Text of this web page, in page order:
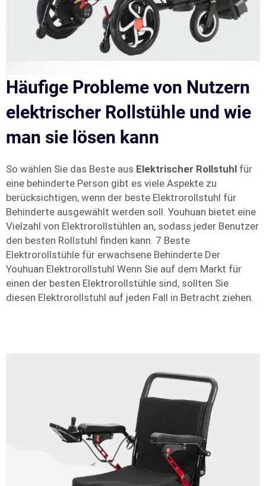
Häufige Probleme von Nutzern
elektrischer Rollstühle und wie
man sie lösen kann
So wählen Sie das Beste aus Elektrischer Rollstuhl für
eine behinderte Person gibt es viele Aspekte zu
berücksichtigen, wenn der beste Elektrorollstuhl für
Behinderte ausgewählt werden soll. Youhuan bietet eine
Vielzahl von Elektrorollstühlen an, sodass jeder Benutzer
den besten Rollstuhl finden kann. 7 Beste
Elektrorollstühle für erwachsene Behinderte Der
Youhuan Elektrorollstuhl Wenn Sie auf dem Markt für
einen der besten Elektrorollstühle sind, sollten Sie
diesen Elektrorollstuhl auf jeden Fall in Betracht ziehen.